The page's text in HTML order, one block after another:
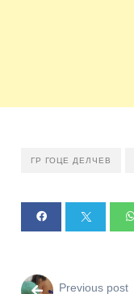
ГР ГОЦЕ ДЕЛЧЕВ
Previous post